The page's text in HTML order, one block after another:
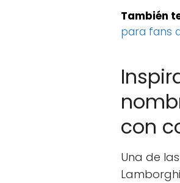
También
para fans
con
Una de